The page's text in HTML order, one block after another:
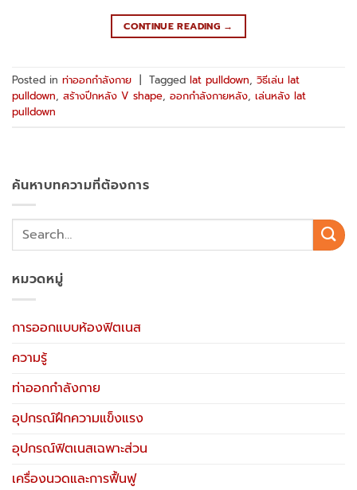
CONTINUE READING →
Posted in ท่าออกกำลังกาย | Tagged lat pulldown, วิธีเล่น lat
pulldown, สร้างปีกหลัง V shape, ออกกำลังกายหลัง, เล่นหลัง lat
pulldown
ค้นหาบทความที่ต้องการ
หมวดหมู่
การออกแบบห้องฟิตเนส
ความรู้
ท่าออกกำลังกาย
อุปกรณ์ฝึกความแข็งแรง
อุปกรณ์ฟิตเนสเฉพาะส่วน
เครื่องนวดและการฟื้นฟู